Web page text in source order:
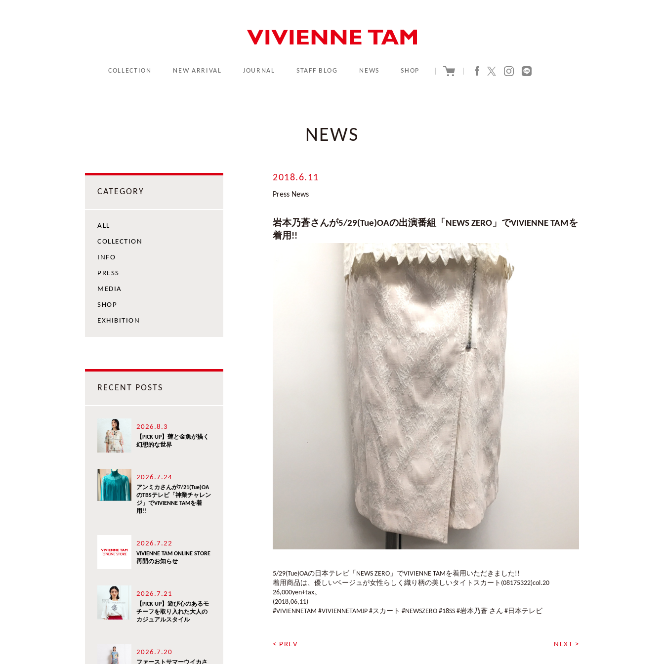
COLLECTION NEW ARRIVAL JOURNAL STAFF BLOG NEWS SHOP
NEWS
2018.6.11
Press News
岩本乃蒼さんが5/29(Tue)OAの出演番組「NEWS ZERO」でVIVIENNE TAMを
着用!!
5/29(Tue)OAの日本テレビ「NEWS ZERO」でVIVIENNE TAMを着用いただきました!!
着用商品は、優しいベージュが女性らしく織り柄の美しいタイトスカート(08175322)col.20
26,000yen+tax。
(2018,06,11)
#VIVIENNETAM #VIVIENNETAMJP #スカート #NEWSZERO #18SS #岩本乃蒼 さん #日本テレビ
< PREV NEXT >
CATEGORY
ALL
COLLECTION
INFO
PRESS
MEDIA
SHOP
EXHIBITION
RECENT POSTS
2026.8.3
【PICK UP】蓮と金魚が描く
幻想的な世界
2026.7.24
アンミカさんが7/21(Tue)OA
のTBSテレビ「神業チャレン
ジ」でVIVIENNE TAMを着
用!!
2026.7.22
VIVIENNE TAM ONLINE STORE
再開のお知らせ
2026.7.21
【PICK UP】遊び心のあるモ
チーフを取り入れた大人の
カジュアルスタイル
2026.7.20
ファーストサマーウイカさ